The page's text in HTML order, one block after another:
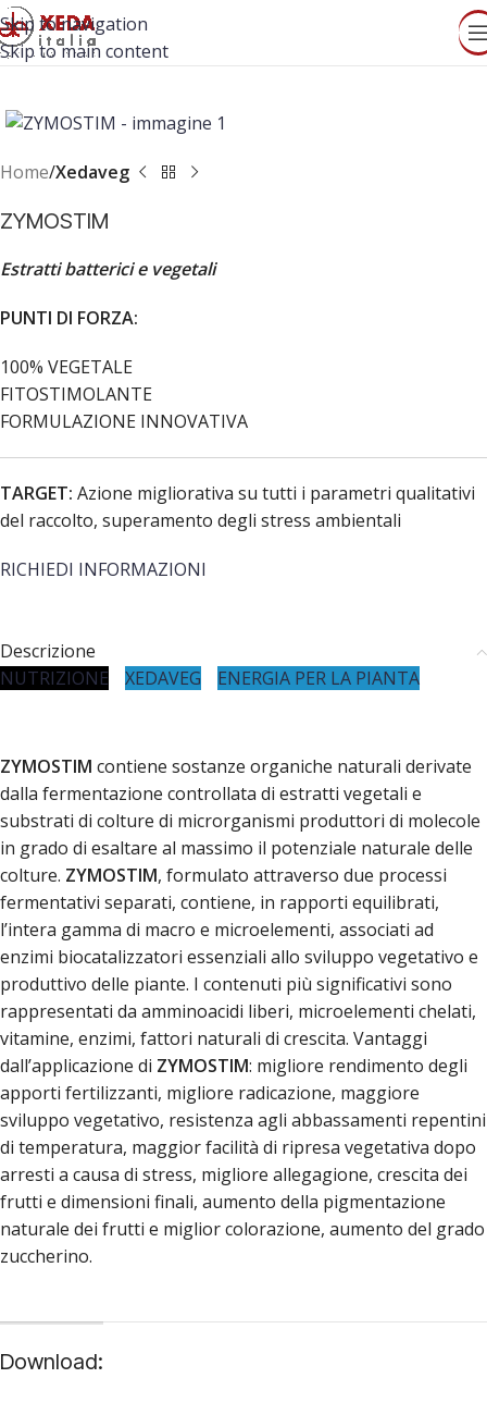
Skip to navigation
Skip to main content
Home Xedaveg
ZYMOSTIM
Estratti batterici e vegetali
PUNTI DI FORZA:
100% VEGETALE
FITOSTIMOLANTE
FORMULAZIONE INNOVATIVA
TARGET: Azione migliorativa su tutti i parametri qualitativi
del raccolto, superamento degli stress ambientali
RICHIEDI INFORMAZIONI
Descrizione
NUTRIZIONE
XEDAVEG ENERGIA PER LA PIANTA
ZYMOSTIM contiene sostanze organiche naturali derivate
dalla fermentazione controllata di estratti vegetali e
substrati di colture di microrganismi produttori di molecole
in grado di esaltare al massimo il potenziale naturale delle
colture. ZYMOSTIM, formulato attraverso due processi
fermentativi separati, contiene, in rapporti equilibrati,
l’intera gamma di macro e microelementi, associati ad
enzimi biocatalizzatori essenziali allo sviluppo vegetativo e
produttivo delle piante. I contenuti più significativi sono
rappresentati da amminoacidi liberi, microelementi chelati,
vitamine, enzimi, fattori naturali di crescita. Vantaggi
dall’applicazione di ZYMOSTIM: migliore rendimento degli
apporti fertilizzanti, migliore radicazione, maggiore
sviluppo vegetativo, resistenza agli abbassamenti repentini
di temperatura, maggior facilità di ripresa vegetativa dopo
arresti a causa di stress, migliore allegagione, crescita dei
frutti e dimensioni finali, aumento della pigmentazione
naturale dei frutti e miglior colorazione, aumento del grado
zuccherino.
Download: